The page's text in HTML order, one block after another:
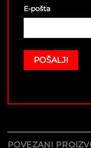
E-pošta
POVEZANI